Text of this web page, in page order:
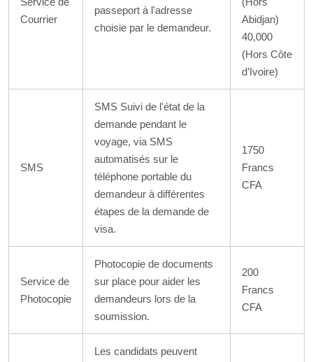
Courrier
passeport à l'adresse
choisie par le demandeur.
Abidjan)
40,000
(Hors Côte
d’Ivoire)
SMS
SMS Suivi de l'état de la
demande pendant le
voyage, via SMS
automatisés sur le
téléphone portable du
demandeur à différentes
étapes de la demande de
visa.
1750
Francs
CFA
Service de
Photocopie
Photocopie de documents
sur place pour aider les
demandeurs lors de la
soumission.
200
Francs
CFA
Les candidats peuvent